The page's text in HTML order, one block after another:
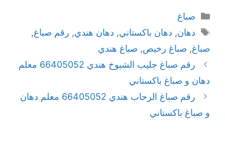
صباغ
دهان, دهان باكستاني, دهان هندي, رقم صباغ,
صباغ, صباغ رخيص, صباغ هندي
رقم صباغ جليب الشيوخ هندي 66405052 معلم
دهان و صباغ باكستاني
رقم صباغ الرحاب هندي 66405052 معلم دهان
و صباغ باكستاني